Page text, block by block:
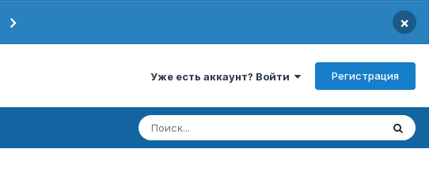
×
Уже есть аккаунт? Войти Регистрация